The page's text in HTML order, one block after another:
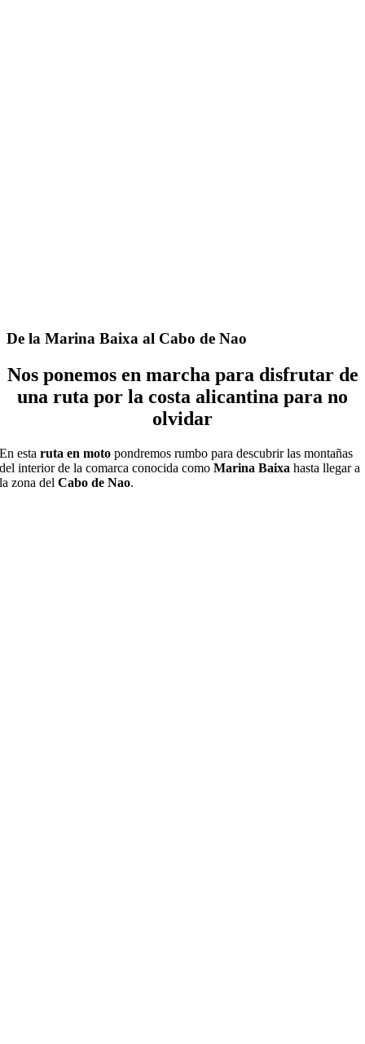
De la Marina Baixa al Cabo de Nao
Nos ponemos en marcha para disfrutar de
una ruta por la costa alicantina para no
olvidar
En estaruta en moto pondremos rumbo para descubrir las montañas
del interior de la comarca conocida comoMarina Baixa hasta llegar a
la zona delCabo de Nao.